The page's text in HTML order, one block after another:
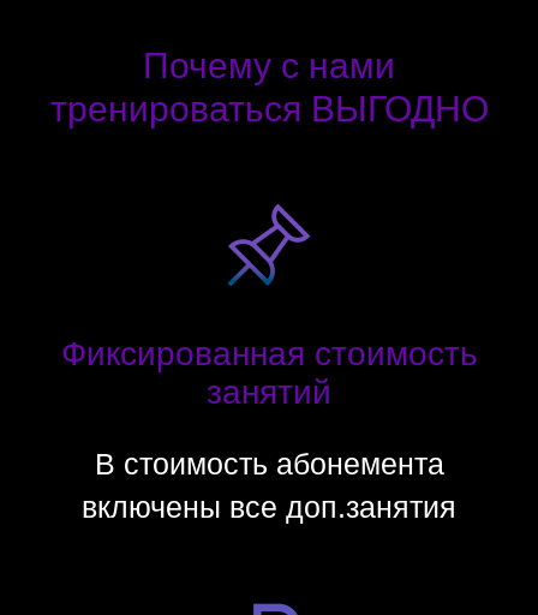
Почему с нами
тренироваться ВЫГОДНО
Фиксированная стоимость
занятий
В стоимость абонемента
включены все доп.занятия